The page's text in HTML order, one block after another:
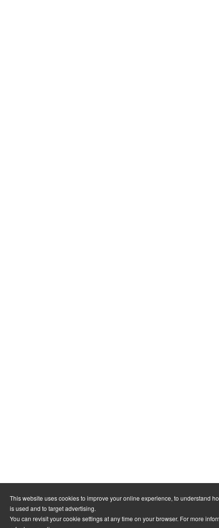
This website uses cookies to improve your online experience, to understand
is used and to target advertising.
You can revisit your cookie settings at any time on your browser. For more